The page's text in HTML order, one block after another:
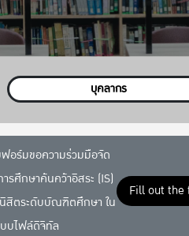
บุคลากร
อร์มขอความร่วมมือจัด
รศึกษาค้นคว้าอิสระ (IS)
สิตระดับบัณฑิตศึกษา ใน
บไฟล์ดิจิทัล
Fill out the